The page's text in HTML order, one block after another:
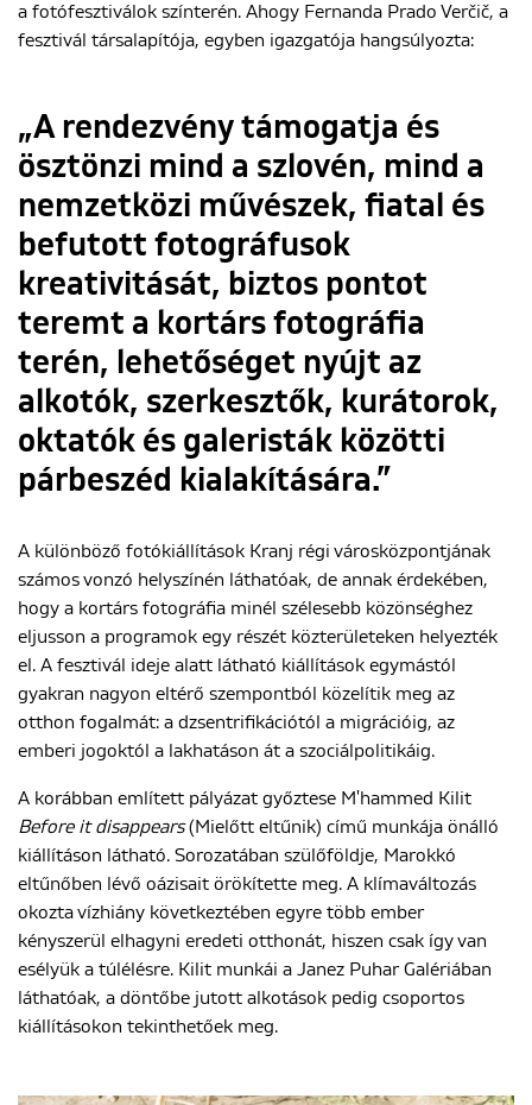
a fotófesztiválok színterén. Ahogy Fernanda Prado Verčič, a
fesztivál társalapítója, egyben igazgatója hangsúlyozta:
„A rendezvény támogatja és
ösztönzi mind a szlovén, mind a
nemzetközi művészek, fiatal és
befutott fotográfusok
kreativitását, biztos pontot
teremt a kortárs fotográfia
terén, lehetőséget nyújt az
alkotók, szerkesztők, kurátorok,
oktatók és galeristák közötti
párbeszéd kialakítására.”
A különböző fotókiállítások Kranj régi városközpontjának
számos vonzó helyszínén láthatóak, de annak érdekében,
hogy a kortárs fotográfia minél szélesebb közönséghez
eljusson a programok egy részét közterületeken helyezték
el. A fesztivál ideje alatt látható kiállítások egymástól
gyakran nagyon eltérő szempontból közelítik meg az
otthon fogalmát: a dzsentrifikációtól a migrációig, az
emberi jogoktól a lakhatáson át a szociálpolitikáig.
A korábban említett pályázat győztese M'hammed Kilit
Before it disappears(Mielőtt eltűnik) című munkája önálló
kiállításon látható. Sorozatában szülőföldje, Marokkó
eltűnőben lévő oázisait örökítette meg. A klímaváltozás
okozta vízhiány következtében egyre több ember
kényszerül elhagyni eredeti otthonát, hiszen csak így van
esélyük a túlélésre. Kilit munkái a Janez Puhar Galériában
láthatóak, a döntőbe jutott alkotások pedig csoportos
kiállításokon tekinthetőek meg.